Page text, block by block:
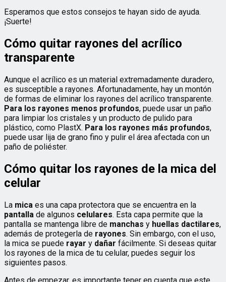
Esperamos que estos consejos te hayan sido de ayuda.
¡Suerte!
Cómo quitar rayones del acrílico
transparente
Aunque el acrílico es un material extremadamente duradero,
es susceptible a rayones. Afortunadamente, hay un montón
de formas de eliminar los rayones del acrílico transparente.
Para los rayones menos profundos, puede usar un paño
para limpiar los cristales y un producto de pulido para
plástico, como PlastX. Para los rayones más profundos,
puede usar lija de grano fino y pulir el área afectada con un
paño de poliéster.
Cómo quitar los rayones de la mica del
celular
La mica es una capa protectora que se encuentra en la
pantalla de algunos celulares. Esta capa permite que la
pantalla se mantenga libre de manchas y huellas dactilares,
además de protegerla de rayones. Sin embargo, con el uso,
la mica se puede rayar y dañar fácilmente. Si deseas quitar
los rayones de la mica de tu celular, puedes seguir los
siguientes pasos.